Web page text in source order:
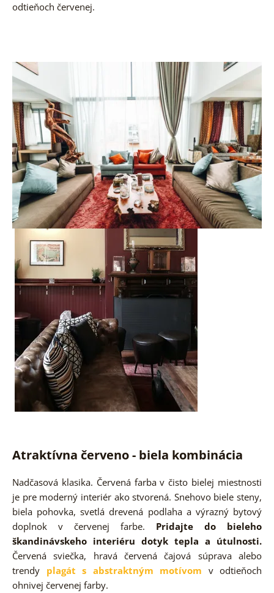
odtieňoch červenej.
Atraktívna červeno - biela kombinácia
Nadčasová klasika. Červená farba v čisto bielej miestnosti
je pre moderný interiér ako stvorená. Snehovo biele steny,
biela pohovka, svetlá drevená podlaha a výrazný bytový
doplnok v červenej farbe. Pridajte do bieleho
škandinávskeho interiéru dotyk tepla a útulnosti.
Červená sviečka, hravá červená čajová súprava alebo
trendy plagát s abstraktným motívom v odtieňoch
ohnivej červenej farby.